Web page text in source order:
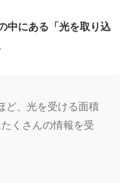
中にある「光を取り込
ど、光を受ける面積
くさんの情報を受